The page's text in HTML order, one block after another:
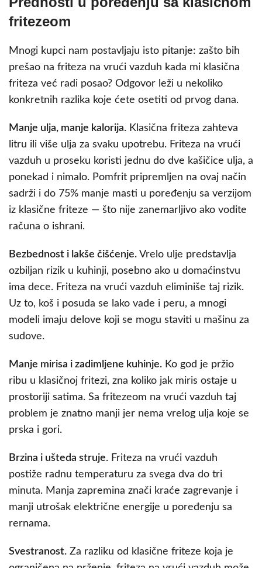
fritezeom
Mnogi kupci nam postavljaju isto pitanje: zašto bih
prešao na friteza na vrući vazduh kada mi klasična
friteza već radi posao? Odgovor leži u nekoliko
konkretnih razlika koje ćete osetiti od prvog dana.
Manje ulja, manje kalorija. Klasična friteza zahteva
litru ili više ulja za svaku upotrebu. Friteza na vrući
vazduh u proseku koristi jednu do dve kašičice ulja, a
ponekad i nimalo. Pomfrit pripremljen na ovaj način
sadrži i do 75% manje masti u poređenju sa verzijom
iz klasične friteze — što nije zanemarljivo ako vodite
računa o ishrani.
Bezbednost i lakše čišćenje. Vrelo ulje predstavlja
ozbiljan rizik u kuhinji, posebno ako u domaćinstvu
ima dece. Friteza na vrući vazduh eliminiše taj rizik.
Uz to, koš i posuda se lako vade i peru, a mnogi
modeli imaju delove koji se mogu staviti u mašinu za
sudove.
Manje mirisa i zadimljene kuhinje. Ko god je pržio
ribu u klasičnoj fritezi, zna koliko jak miris ostaje u
prostoriji satima. Sa fritezeom na vrući vazduh taj
problem je znatno manji jer nema vrelog ulja koje se
prska i gori.
Brzina i ušteda struje. Friteza na vrući vazduh
postiže radnu temperaturu za svega dva do tri
minuta. Manja zapremina znači kraće zagrevanje i
manji utrošak električne energije u poređenju sa
rernama.
Svestranost. Za razliku od klasične friteze koja je